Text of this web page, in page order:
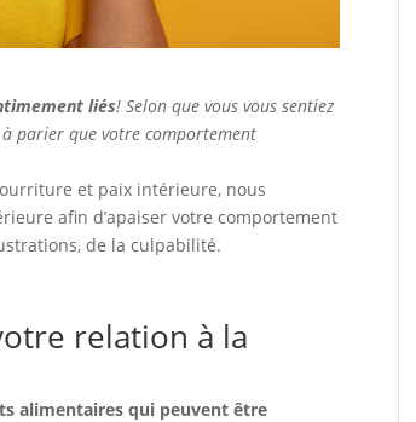
liés! Selon que vous vous sentiez
parier que votre comportement
et paix intérieure, nous
afin d’apaiser votre comportement
de la culpabilité.
relation à la
alimentaires qui peuvent être